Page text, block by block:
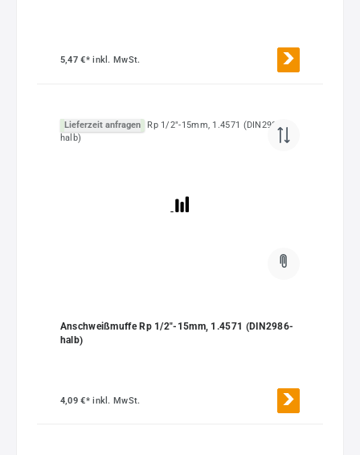
5,47 €*inkl. MwSt.
Lieferzeit anfragen
Anschweißmuffe Rp 1/2"-15mm, 1.4571 (DIN2986-
halb)
4,09 €*inkl. MwSt.